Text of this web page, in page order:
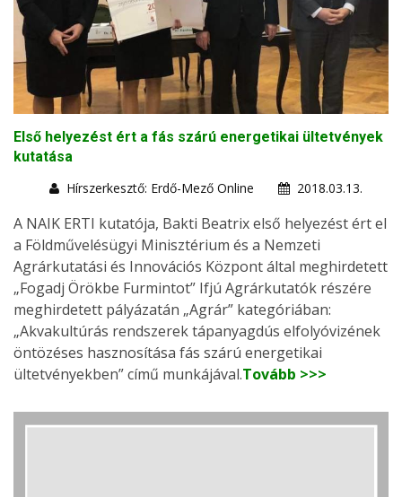
Első helyezést ért a fás szárú energetikai ültetvények
kutatása
Hírszerkesztő: Erdő-Mező Online
2018.03.13.
A NAIK ERTI kutatója, Bakti Beatrix első helyezést ért el
a Földművelésügyi Minisztérium és a Nemzeti
Agrárkutatási és Innovációs Központ által meghirdetett
„Fogadj Örökbe Furmintot” Ifjú Agrárkutatók részére
meghirdetett pályázatán „Agrár” kategóriában:
„Akvakultúrás rendszerek tápanyagdús elfolyóvizének
öntözéses hasznosítása fás szárú energetikai
ültetvényekben” című munkájával.Tovább >>>